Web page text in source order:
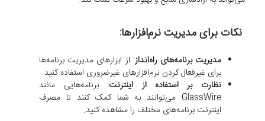
نکات برای مدیریت نرم‌افزارها:
مدیریت برنامه‌های راه‌انداز: از ابزارهای مدیریت برنامه‌ها
برای غیرفعال کردن نرم‌افزارهای غیرضروری استفاده کنید.
نظارت بر استفاده از اینترنت: برنامه‌هایی مانند
GlassWire می‌توانند به شما کمک کنند تا مصرف
اینترنت برنامه‌های مختلف را مشاهده کنید.